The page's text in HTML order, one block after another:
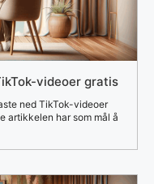
videoer gratis
ned TikTok-videoer
artikkelen har som mål å